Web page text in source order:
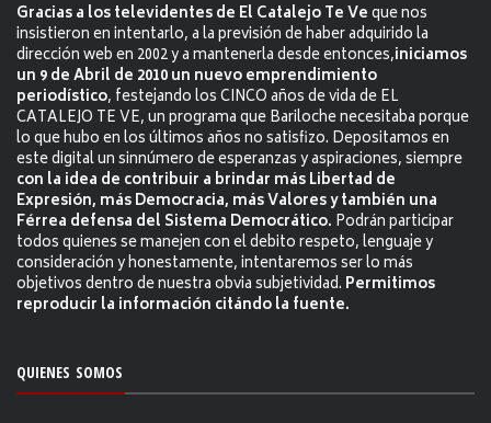
Gracias a los televidentes de El Catalejo Te Veque nos
insistieron en intentarlo, a la previsión de haber adquirido la
dirección web en 2002 y a mantenerla desde entonces,iniciamos
un 9 de Abril de 2010 un nuevo emprendimiento
periodístico, festejando los CINCO años de vida de EL
CATALEJO TE VE, un programa que Bariloche necesitaba porque
lo que hubo en los últimos años no satisfizo. Depositamos en
este digital un sinnúmero de esperanzas y aspiraciones, siempre
con la idea de contribuir a brindar más Libertad de
Expresión, más Democracia, más Valores y también una
Férrea defensa del Sistema Democrático. Podrán participar
todos quienes se manejen con el debito respeto, lenguaje y
consideración y honestamente, intentaremos ser lo más
objetivos dentro de nuestra obvia subjetividad. Permitimos
reproducir la información citándo la fuente.
QUIENES SOMOS